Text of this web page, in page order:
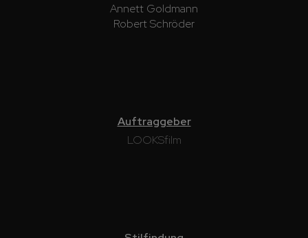
Annett Goldmann
Robert Schröder
Auftraggeber
LOOKSfilm
Der Krieg und Ich